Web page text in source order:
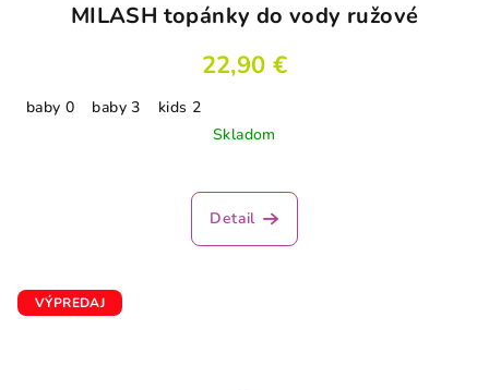
MILASH topánky do vody ružové
22,90 €
baby 0 baby 3
kids 2
Skladom
Detail
VÝPREDAJ